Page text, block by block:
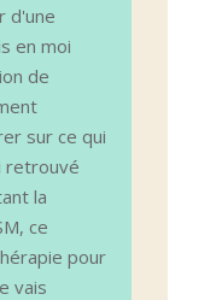
d'une
en moi
de
sur ce qui
retrouvé
la
ce
pour
vais